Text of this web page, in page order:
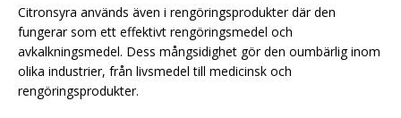
Citronsyra används även i rengöringsprodukter där den
fungerar som ett effektivt rengöringsmedel och
avkalkningsmedel. Dess mångsidighet gör den oumbärlig inom
olika industrier, från livsmedel till medicinsk och
rengöringsprodukter.